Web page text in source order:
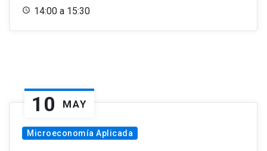
14:00 a 15:30
10 MAY
Microeconomía Aplicada